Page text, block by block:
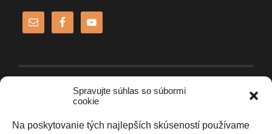
Spravujte súhlas so súbormi
cookie
Na poskytovanie tých najlepších skúseností používame
NAJNOVŠÍ ČLÁNOK
Strešný box THULE Touring Sport 600